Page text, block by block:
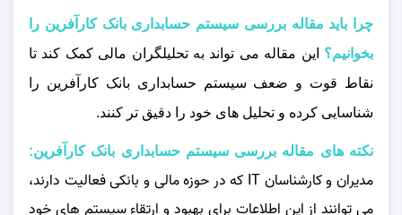
چرا باید مقاله بررسی سيستم حسابداری بانک كارآفرين را
بخوانیم؟
این مقاله می‌ تواند به تحلیلگران مالی کمک کند تا
نقاط قوت و ضعف سیستم حسابداری بانک کارآفرین را
شناسایی کرده و تحلیل‌ های خود را دقیق‌ تر کنند.
نکته های مقاله بررسی سيستم حسابداری بانک كارآفرين:
مدیران و کارشناسان IT که در حوزه مالی و بانکی فعالیت دارند،
می‌ توانند از این اطلاعات برای بهبود و ارتقاء سیستم‌ های خود